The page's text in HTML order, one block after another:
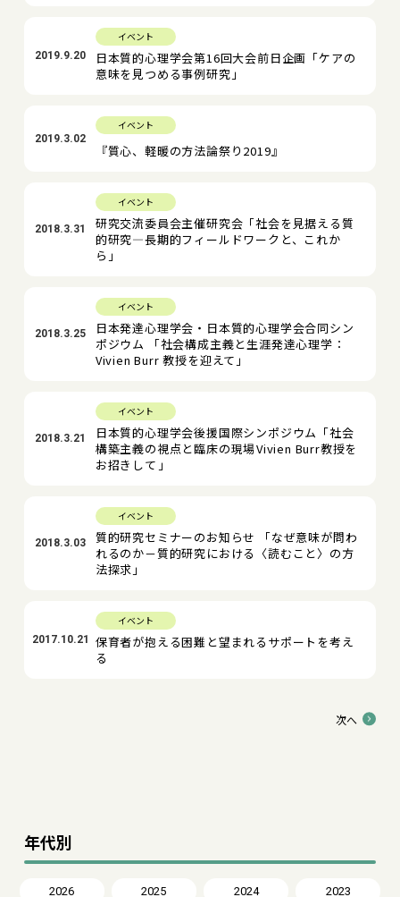
2019.9.20
イベント
日本質的心理学会第16回大会前日企画「ケアの
意味を見つめる事例研究」
2019.3.02
イベント
『質心、軽暖の方法論祭り2019』
2018.3.31
イベント
研究交流委員会主催研究会「社会を見据える質
的研究―長期的フィールドワークと、これか
ら」
2018.3.25
イベント
日本発達心理学会・日本質的心理学会合同シン
ポジウム 「社会構成主義と生涯発達心理学：
Vivien Burr 教授を迎えて」
2018.3.21
イベント
日本質的心理学会後援国際シンポジウム「社会
構築主義の視点と臨床の現場――Vivien Burr教授を
お招きして――」
2018.3.03
イベント
質的研究セミナーのお知らせ 「なぜ意味が問わ
れるのか－質的研究における〈読むこと〉の方
法探求」
2017.10.21
イベント
保育者が抱える困難と望まれるサポートを考え
る
次へ
年代別
2026 2025 2024 2023